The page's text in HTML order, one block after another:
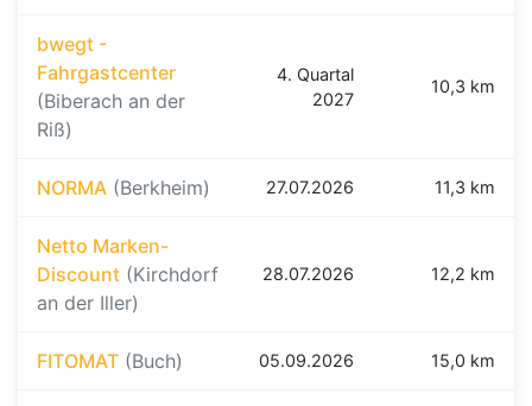
bwegt -
Fahrgastcenter
(Biberach an der
Riß)
4. Quartal
2027
10,3 km
NORMA (Berkheim) 27.07.2026 11,3 km
Netto Marken-
Discount (Kirchdorf
an der Iller)
28.07.2026 12,2 km
FITOMAT (Buch) 05.09.2026 15,0 km